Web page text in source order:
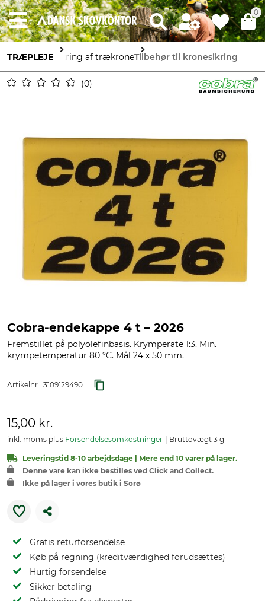
0
TRÆPLEJE Sikring af trækroneTilbehør til kronesikring
0
Cobra-endekappe 4 t – 2026
Fremstillet på polyolefinbasis. Krymperate 1:3. Min.
krympetemperatur 80 °C. Mål 24 x 50 mm.
Artikelnr.: 3109129490
15,00 kr.
inkl. moms plus Forsendelsesomkostninger Bruttovægt 3 g
Leveringstid 8-10 arbejdsdage | Mere end 10 varer på lager.
Denne vare kan ikke bestilles ved Click and Collect.
Ikke på lager i vores butik i Sorø
Gratis returforsendelse
Køb på regning (kreditværdighed forudsættes)
Hurtig forsendelse
Sikker betaling